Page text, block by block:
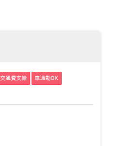
交通費支給 車通勤OK